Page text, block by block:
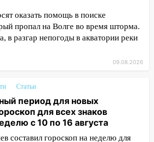
области
ливня заблокировано
в Ульяновске
и атака беспилотников:
области
восстановили
и троллейбусную
после шторма
оказать помощь в поиске
пропал на Волге во время шторма.
в разгар непогоды в акватории реки
09.08.2026
Статьи
период для новых
для всех знаков
с 10 по 16 августа
составил гороскоп на неделю для